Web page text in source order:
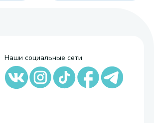
Наши социальные сети